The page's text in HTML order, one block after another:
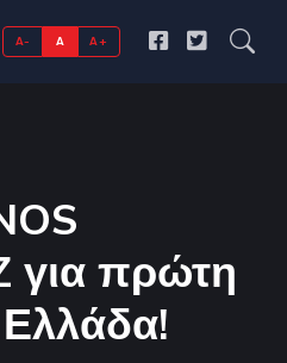
A- A A+
για πρώτη